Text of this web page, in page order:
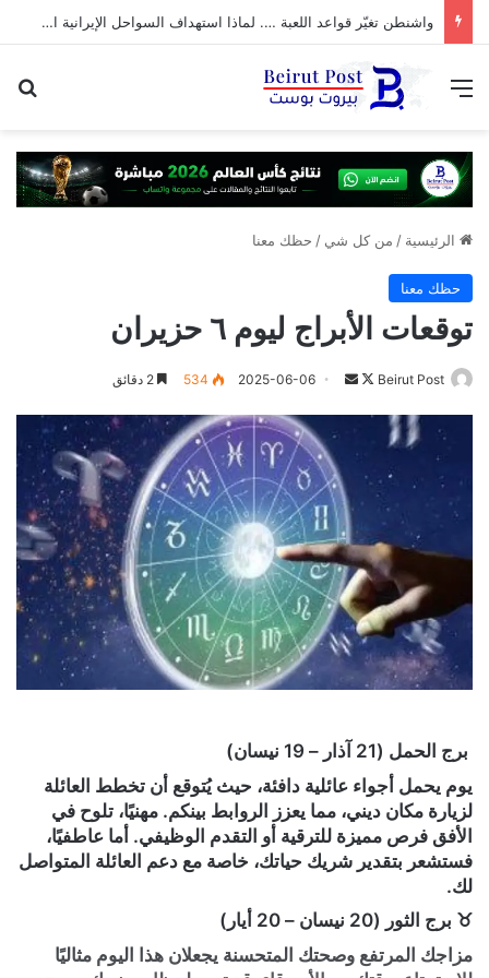
واشنطن تغيّر قواعد اللعبة …. لماذا استهداف السواحل الإيرانية الآن؟
القائمة
الرئيسية / من كل شي / حظك معنا
حظك معنا
توقعات الأبراج ليوم ٦ حزيران
Beirut Post
تابعأرسل
إلكترونيا
2025-06-06
534
برج الحمل (21 آذار – 19 نيسان)
يوم يحمل أجواء عائلية دافئة، حيث يُتوقع أن تخطط العائلة
لزيارة مكان ديني، مما يعزز الروابط بينكم. مهنيًا، تلوح في
الأفق فرص مميزة للترقية أو التقدم الوظيفي. أما عاطفيًا،
فستشعر بتقدير شريك حياتك، خاصة مع دعم العائلة المتواصل
لك.
♉ برج الثور (20 نيسان – 20 أيار)
مزاجك المرتفع وصحتك المتحسنة يجعلان هذا اليوم مثاليًا